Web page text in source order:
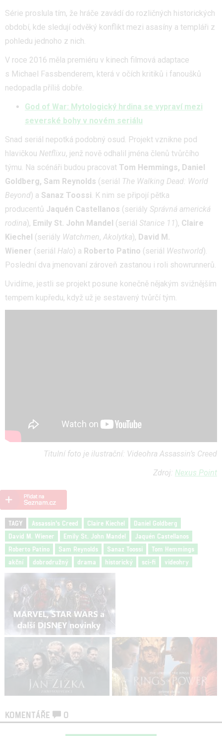
Série proslula tím, že hráče zavádí do rozličných historických
období, kde sledují odvěký konflikt mezi asasíny a templáři z
pohledu jednoho z nich.
V roce 2016 měla premiéru v kinech filmová adaptace
s Michael Fassbenderem, která v očích kritiků i fanoušků
nedopadla příliš dobře.
God of War: Mytologický hrdina se vypraví mezi
severské bohy v novém seriálu
Snad seriál nepotká podobný osud. Projekt vznikne pod
hlavičkou Netflixu, jenž nově odhalil jména členů tvůrčího
týmu. Na scénáři budou pracovat Tom Hemmings, Daniel
Goldberg, Sam Reynolds (seriál The Walking Dead: World
Beyond) a Sanaz Toossi. K nim se připojí pětka
producentů Jaquén Castellanos (seriály Správná americká
rodina), Emily St. John Mandel (seriál Stanice 11 ), Claire
Kiechel (seriály Watchmen, Akolytka), David M.
Wiener (seriál Halo) a Roberto Patino (seriál Westworld).
Poslední dva jmenovaní zároveň zastanou i roli showrunnerů.
Uvidíme, jestli se projekt posune konečně nějakým svižnějším
tempem kupředu, když už je sestavený tvůrčí tým.
Titulní foto je ilustrační: Videohra Assassin’s Creed
Zdroj: Nexus Point
TAGY Assassin's Creed Claire Kiechel
Daniel Goldberg
David M. Wiener
Emily St. John Mandel
Jaquén Castellanos
Roberto Patino
Sam Reynolds Sanaz Toossi
Tom Hemmings
akční
dobrodružný drama historický sci-fi videohry
KOMENTÁŘE 0